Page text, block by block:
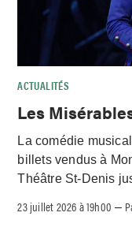
ACTUALITÉS
Les
La comédie
billets vendus à
Théâtre St-Denis
23 juillet 2026 à 19h00 –